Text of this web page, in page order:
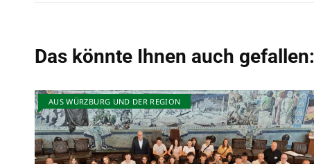
Das könnte Ihnen auch gefallen:
AUS WÜRZBURG UND DER REGION